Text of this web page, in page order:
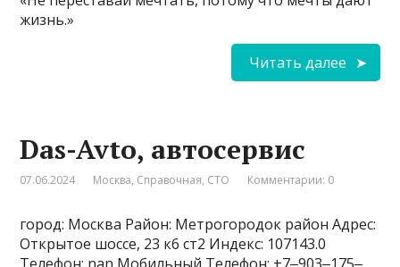
жизнь.»
Читать далее
Das-Avto, автосервис
07.06.2024 Москва, Справочная, СТО Комментарии: 0
город: Москва Район: Метрогородок район Адрес:
Открытое шоссе, 23 к6 ст2 Индекс: 107143.0